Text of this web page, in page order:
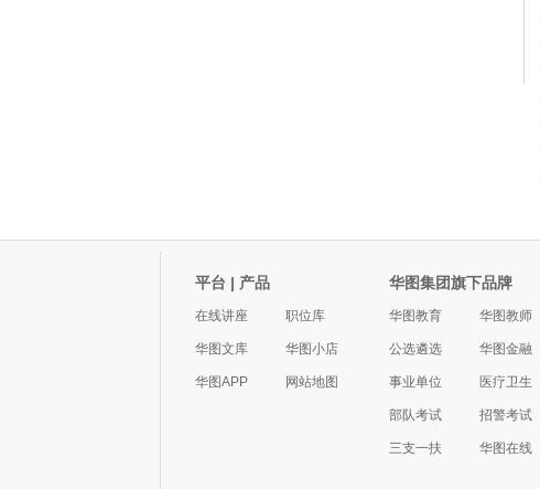
平台 | 产品
在线讲座 职位库
华图文库 华图小店
华图APP 网站地图
华图集团旗下品牌
华图教育 华图教师
公选遴选 华图金融
事业单位 医疗卫生
部队考试 招警考试
三支一扶 华图在线